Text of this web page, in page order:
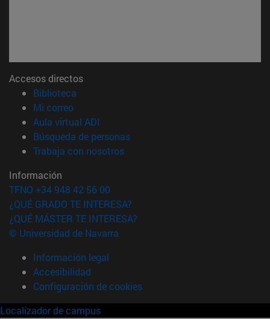
Accesos directos
Biblioteca
Mi correo(abre en nueva ventana)
Aula virtual ADI
Búsqueda de personas(abre en nueva ventana)
Trabaja con nosotros(abre en nueva ventana)
Información
TFNO +34 948 42 56 00
¿QUÉ GRADO TE INTERESA?
¿QUÉ MÁSTER TE INTERESA?
© Universidad de Navarra
Información legal
Accesibilidad
Configuración de cookies
Localizador de campus